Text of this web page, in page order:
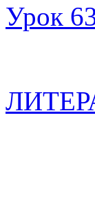
Урок